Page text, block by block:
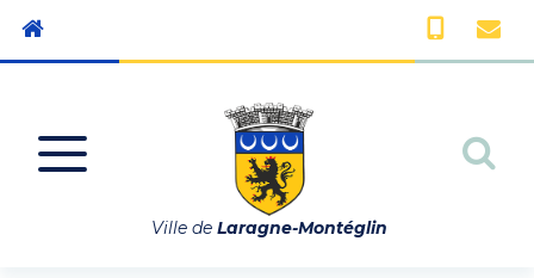
Aller à la navigation
Ville de Laragne-Montéglin